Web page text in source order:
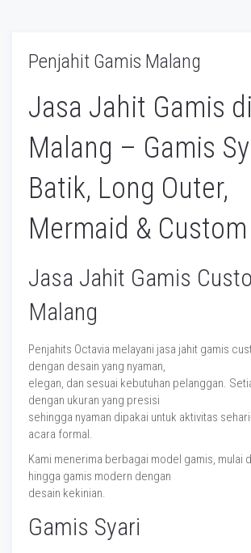
Penjahit Gamis Malang
Jasa Jahit Gamis di
Malang – Gamis
Batik, Long Outer,
Mermaid & Custom
Jasa Jahit Gamis
Malang
Penjahits Octavia melayani jasa jahit gamis
dengan desain yang nyaman,
elegan, dan sesuai kebutuhan pelanggan.
dengan ukuran yang presisi
sehingga nyaman dipakai untuk aktivitas
acara formal.
Kami menerima berbagai model gamis, mulai
hingga gamis modern dengan
desain kekinian.
Gamis Syari